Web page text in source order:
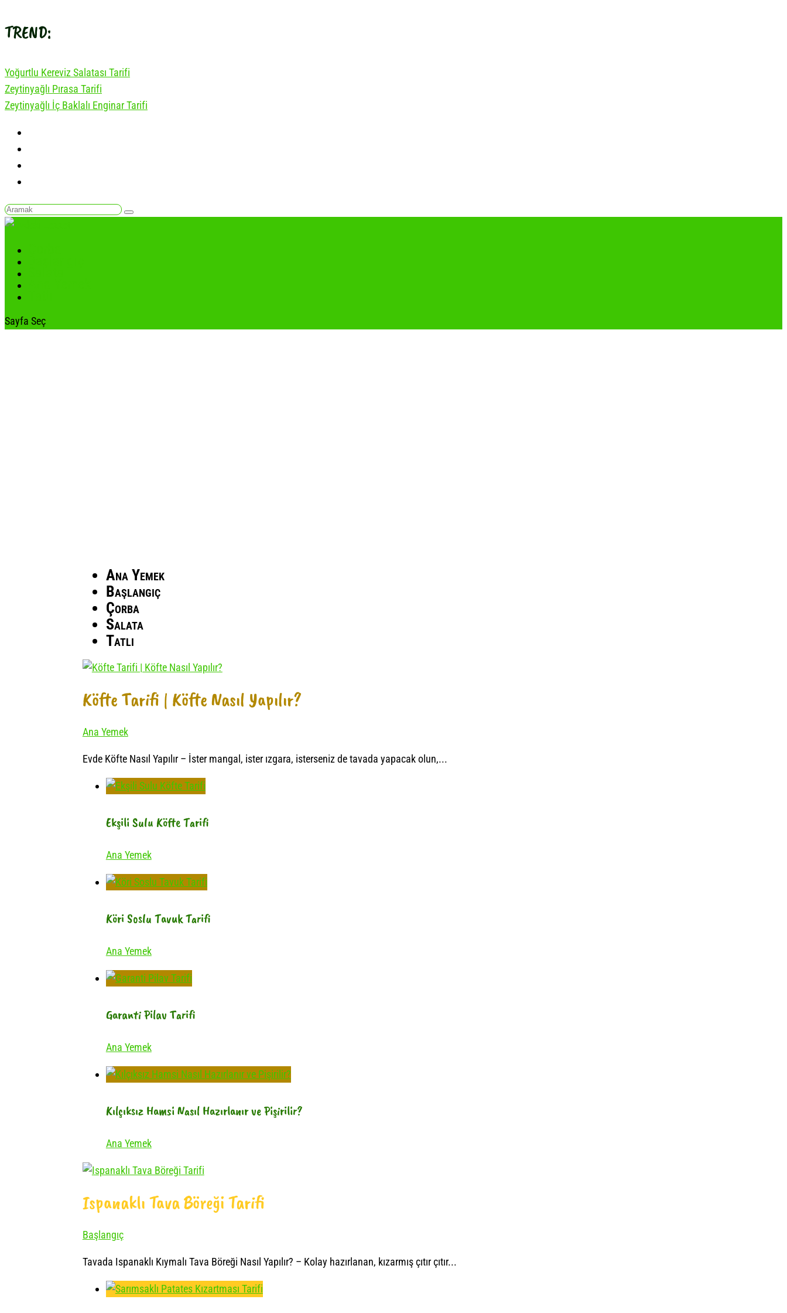
TREND:
Yoğurtlu Kereviz Salatası Tarifi
Zeytinyağlı Pırasa Tarifi
Zeytinyağlı İç Baklalı Enginar Tarifi
Sayfa Seç
Ana Yemek
Başlangıç
Çorba
Salata
Tatlı
Köfte Tarifi | Köfte Nasıl Yapılır?
Ana Yemek
Evde Köfte Nasıl Yapılır – İster mangal, ister ızgara, isterseniz de tavada yapacak olun,...
Ekşili Sulu Köfte Tarifi
Ana Yemek
Köri Soslu Tavuk Tarifi
Ana Yemek
Garanti Pilav Tarifi
Ana Yemek
Kılçıksız Hamsi Nasıl Hazırlanır ve Pişirilir?
Ana Yemek
Ispanaklı Tava Böreği Tarifi
Başlangıç
Tavada Ispanaklı Kıymalı Tava Böreği Nasıl Yapılır? – Kolay hazırlanan, kızarmış çıtır çıtır...